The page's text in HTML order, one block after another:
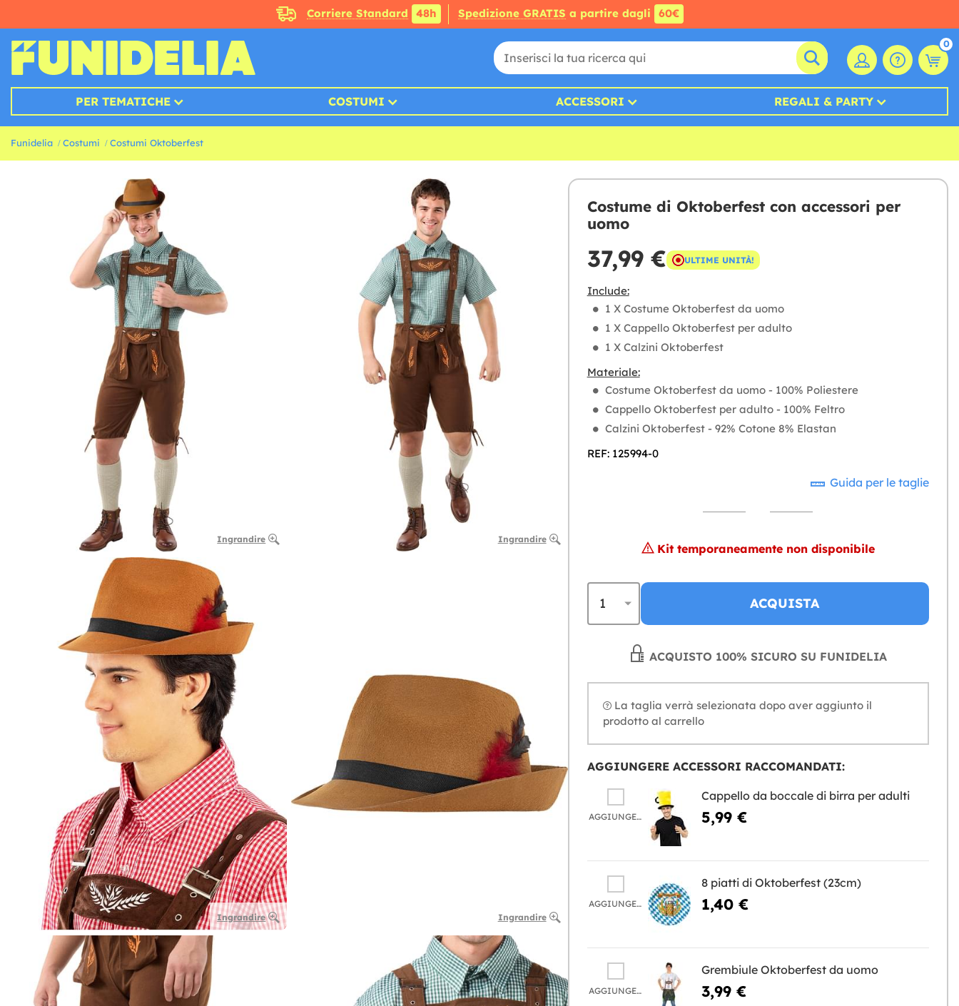
Corriere Standard 48h Spedizione GRATIS a partire dagli 60€
0
PER TEMATICHE COSTUMI ACCESSORI REGALI & PARTY
Funidelia Costumi Costumi Oktoberfest
Ingrandire Ingrandire
Ingrandire Ingrandire
Costume di Oktoberfest con accessori per
uomo
37,99 € ULTIME UNITÀ!
Include:
1 X Costume Oktoberfest da uomo
1 X Cappello Oktoberfest per adulto
1 X Calzini Oktoberfest
Materiale:
Costume Oktoberfest da uomo - 100% Poliestere
Cappello Oktoberfest per adulto - 100% Feltro
Calzini Oktoberfest - 92% Cotone 8% Elastan
REF: 125994-0
Guida per le taglie
Kit temporaneamente non disponibile
ACQUISTA
ACQUISTO 100% SICURO SU FUNIDELIA
La taglia verrà selezionata dopo aver aggiunto il
prodotto al carrello
AGGIUNGERE ACCESSORI RACCOMANDATI:
AGGIUNGERE
Cappello da boccale di birra per adulti
5,99 €
AGGIUNGERE
8 piatti di Oktoberfest (23cm)
1,40 €
AGGIUNGERE
Grembiule Oktoberfest da uomo
3,99 €